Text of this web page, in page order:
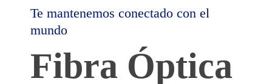
Te mantenemos conectado con el
mundo
Fibra Óptica